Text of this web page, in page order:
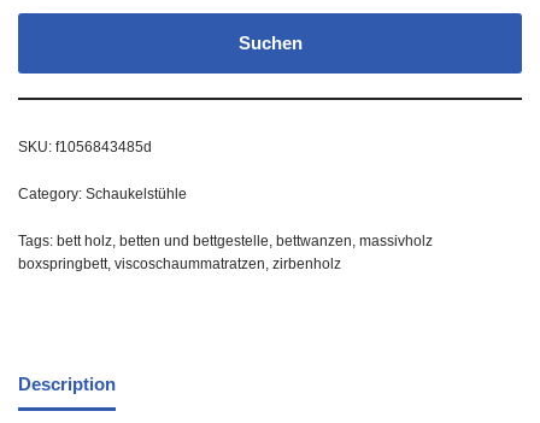
Suchen
SKU: f1056843485d
Category: Schaukelstühle
Tags: bett holz, betten und bettgestelle, bettwanzen, massivholz
boxspringbett, viscoschaummatratzen, zirbenholz
Description